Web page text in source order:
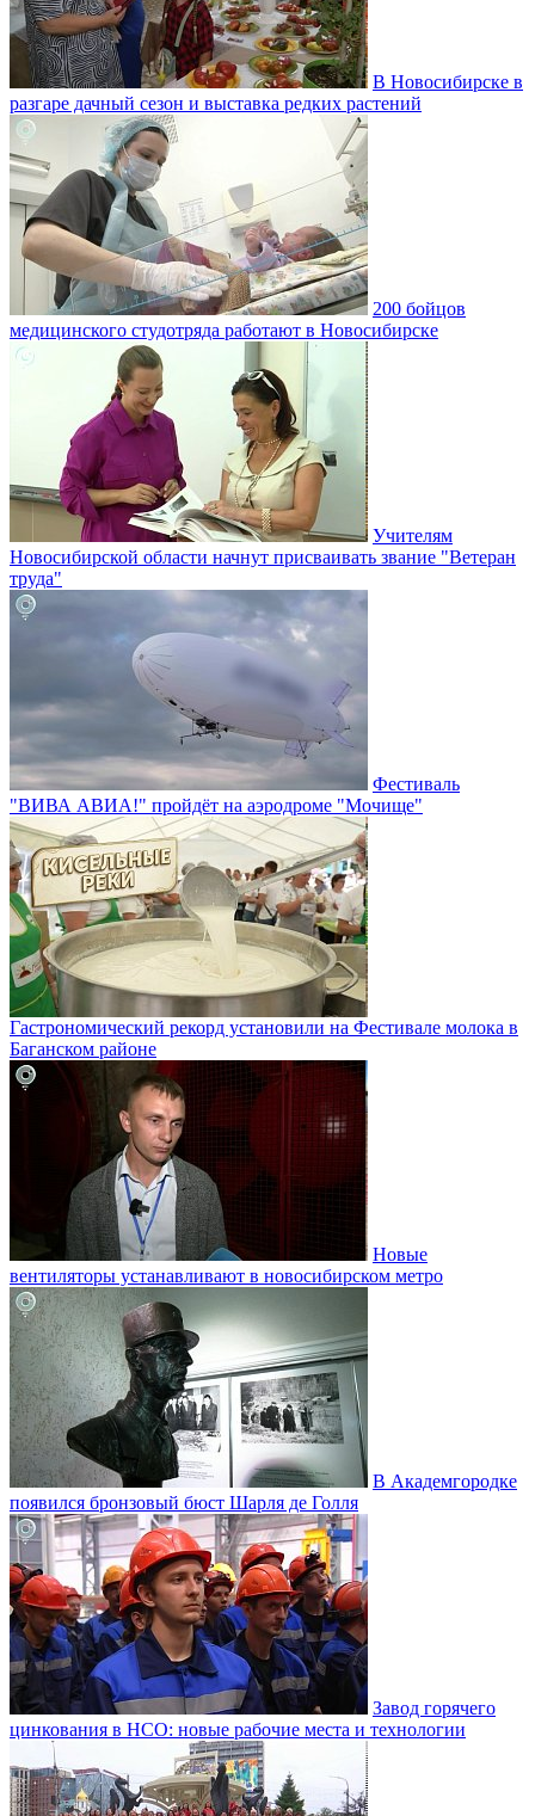
В Новосибирске в
разгаре дачный сезон и выставка редких растений
200 бойцов
медицинского студотряда работают в Новосибирске
Учителям
Новосибирской области начнут присваивать звание "Ветеран
труда"
Фестиваль
"ВИВА АВИА!" пройдёт на аэродроме "Мочище"
Гастрономический рекорд установили на Фестивале молока в
Баганском районе
Новые
вентиляторы устанавливают в новосибирском метро
В Академгородке
появился бронзовый бюст Шарля де Голля
Завод горячего
цинкования в НСО: новые рабочие места и технологии